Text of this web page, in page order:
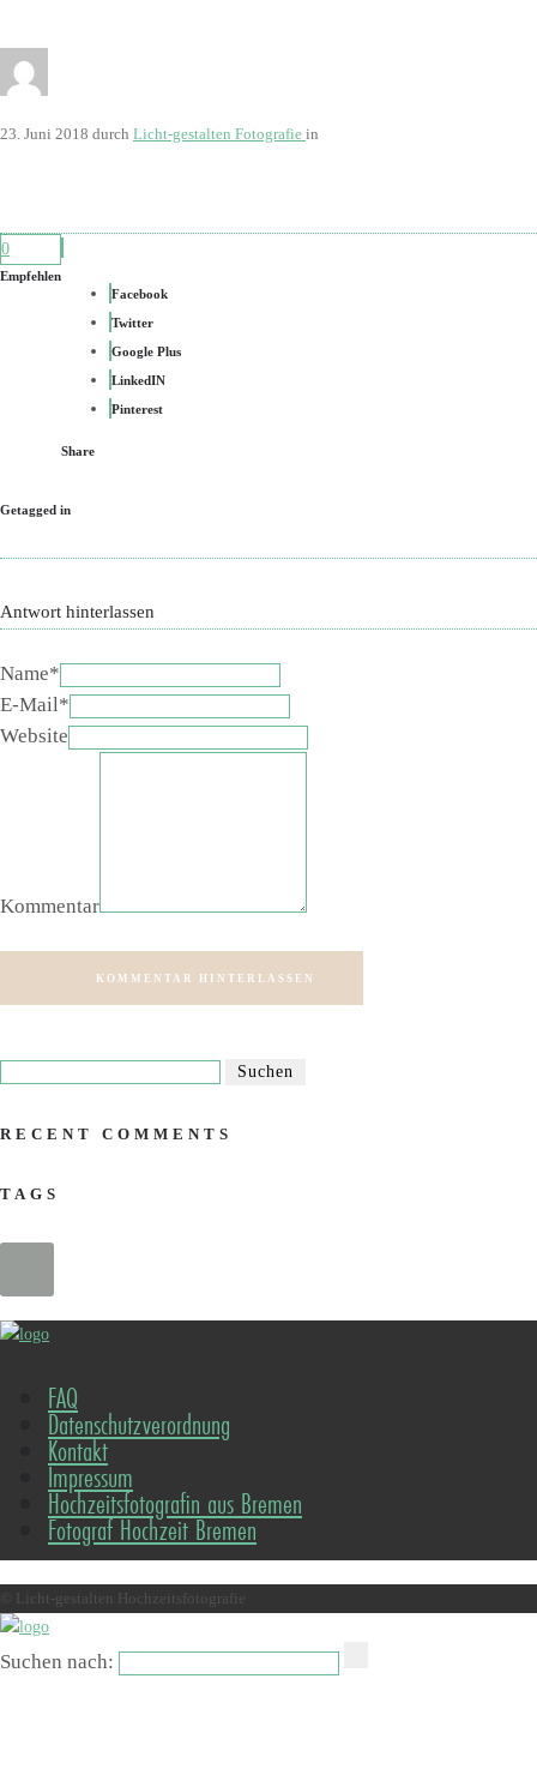
23. Juni 2018 durch Licht-gestalten Fotografie in
0
Empfehlen
Facebook
Twitter
Google Plus
LinkedIN
Pinterest
Share
Getagged in
Antwort hinterlassen
Name*
E-Mail*
Website
Kommentar
KOMMENTAR HINTERLASSEN
RECENT COMMENTS
TAGS
FAQ
Datenschutzverordnung
Kontakt
Impressum
Hochzeitsfotografin aus Bremen
Fotograf Hochzeit Bremen
© Licht-gestalten Hochzeitsfotografie
Suchen nach: